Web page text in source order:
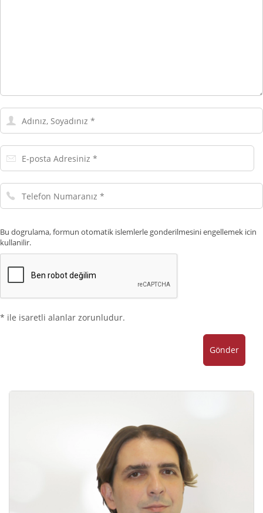
Adınız,
Soyadınız
E-
posta
Telefon
Numaranız
Bu dogrulama, formun otomatik islemlerle gonderilmesini engellemek icin
kullanilir.
* ile isaretli alanlar zorunludur.
Gönder